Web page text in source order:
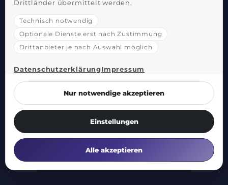
Drittländer übermittelt werden.
Technisch notwendig
Optionale Dienste erst nach Zustimmung
Drittanbieter je nach Auswahl möglich
DatenschutzerklärungImpressum
Nur notwendige akzeptieren
Einstellungen
Alle akzeptieren